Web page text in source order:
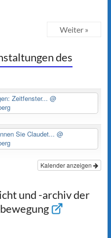
Weiter »
des
Zeitfenster...@
Sie Claudet...@
Kalender anzeigen
und -archiv der